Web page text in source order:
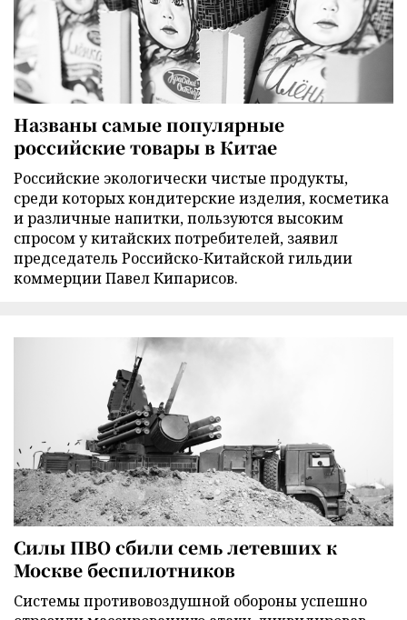
Названы самые популярные
российские товары в Китае
Российские экологически чистые продукты,
среди которых кондитерские изделия, косметика
и различные напитки, пользуются высоким
спросом у китайских потребителей, заявил
председатель Российско-Китайской гильдии
коммерции Павел Кипарисов.
Силы ПВО сбили семь летевших к
Москве беспилотников
Cистемы противовоздушной обороны успешно